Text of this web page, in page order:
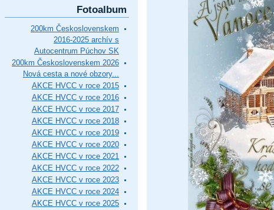
Fotoalbum
200km Československem
2016-2025 archív s
Autocentrum Púchov SK
200km Československem 2026
Nová cesta a nové obzory...
AKCE HVCC v roce 2015
AKCE HVCC v roce 2016
AKCE HVCC v roce 2017
AKCE HVCC v roce 2018
AKCE HVCC v roce 2019
AKCE HVCC v roce 2020
AKCE HVCC v roce 2021
AKCE HVCC v roce 2022
AKCE HVCC v roce 2023
AKCE HVCC v roce 2024
AKCE HVCC v roce 2025